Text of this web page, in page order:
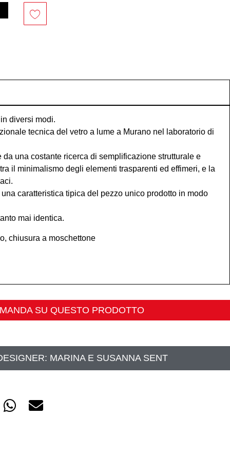
diversi modi.
tecnica del vetro a lume a Murano nel laboratorio di
una costante ricerca di semplificazione strutturale e
il minimalismo degli elementi trasparenti ed effimeri, e la
caratteristica tipica del pezzo unico prodotto in modo
mai identica.
chiusura a moschettone
SU QUESTO PRODOTTO
MARINA E SUSANNA SENT